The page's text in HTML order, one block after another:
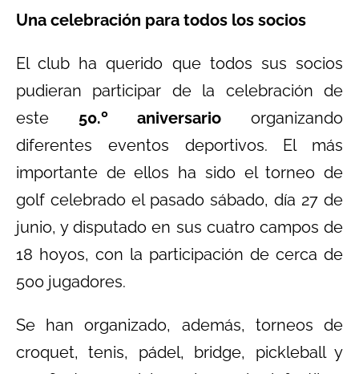
Una celebración para todos los socios
El club ha querido que todos sus socios
pudieran participar de la celebración de
este 50.º aniversario organizando
diferentes eventos deportivos. El más
importante de ellos ha sido el torneo de
golf celebrado el pasado sábado, día 27 de
junio, y disputado en sus cuatro campos de
18 hoyos, con la participación de cerca de
500 jugadores.
Se han organizado, además, torneos de
croquet, tenis, pádel, bridge, pickleball y